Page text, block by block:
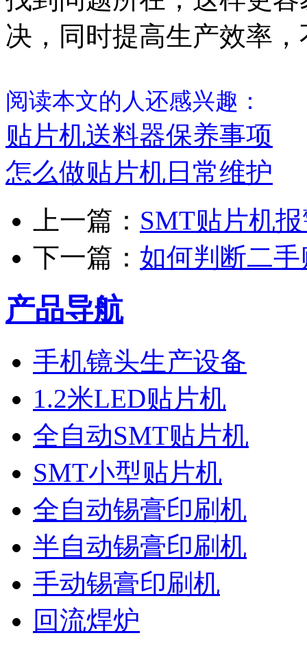
决，同时提高生产效率
阅读本文的人还感兴趣：
贴片机送料器保养事项
怎么做贴片机日常维护
上一篇： SMT贴片机
下一篇： 如何判断二
产品导航
手机镜头生产设备
1.2米LED贴片机
全自动SMT贴片机
SMT小型贴片机
全自动锡膏印刷机
半自动锡膏印刷机
手动锡膏印刷机
回流焊炉